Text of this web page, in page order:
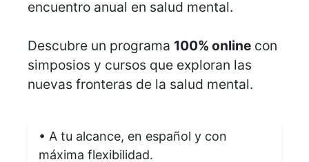
encuentro anual en salud mental.
Descubre un programa 100% online con
simposios y cursos que exploran las
nuevas fronteras de la salud mental.
• A tu alcance, en español y con
máxima flexibilidad.